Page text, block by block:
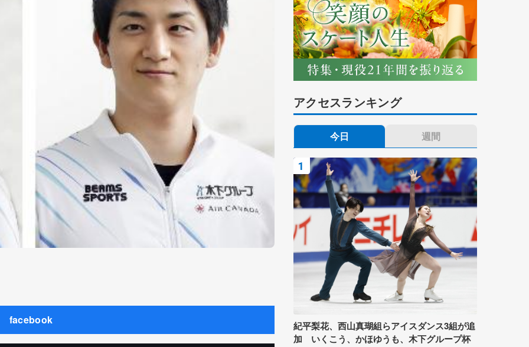
facebook
アクセスランキング
今日 週間
紀平梨花、西山真瑚組らアイスダンス3組が追
加 いくこう、かほゆうも、木下グループ杯